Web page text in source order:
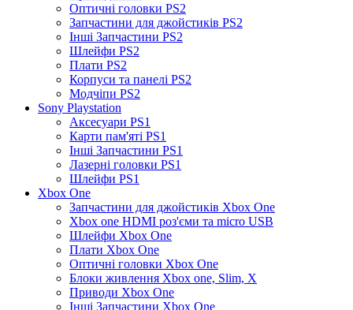
Оптичні головки PS2
Запчастини для джойстиків PS2
Інші Запчастини PS2
Шлейфи PS2
Плати PS2
Корпуси та панелі PS2
Модчіпи PS2
Sony Playstation
Аксесуари PS1
Карти пам'яті PS1
Інші Запчастини PS1
Лазерні головки PS1
Шлейфи PS1
Xbox One
Запчастини для джойстиків Xbox One
Xbox one HDMI роз'єми та micro USB
Шлейфи Xbox One
Плати Xbox One
Оптичні головки Xbox One
Блоки живлення Xbox one, Slim, X
Приводи Xbox One
Інші Запчастини Xbox One